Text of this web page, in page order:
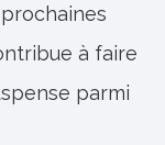
à faire
parmi